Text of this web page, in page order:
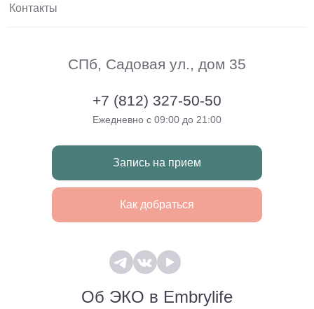
Контакты
СПб, Садовая ул., дом 35
+7 (812) 327-50-50
Ежедневно с 09:00 до 21:00
Запись на прием
Как добраться
Об ЭКО в Embrylife